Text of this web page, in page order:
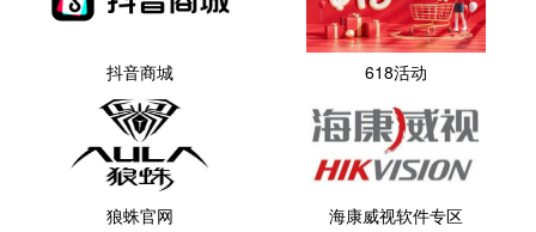
抖音商城 618活动
狼蛛官网 海康威视软件专区